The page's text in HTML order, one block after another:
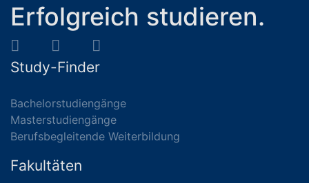
Erfolgreich studieren.
Study-Finder
Bachelorstudiengänge
Masterstudiengänge
Berufsbegleitende Weiterbildung
Fakultäten